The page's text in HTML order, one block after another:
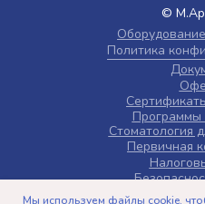
©
Политика
Первичная
Стоматология
Программы
Карта
Мы используем файлы cookie,